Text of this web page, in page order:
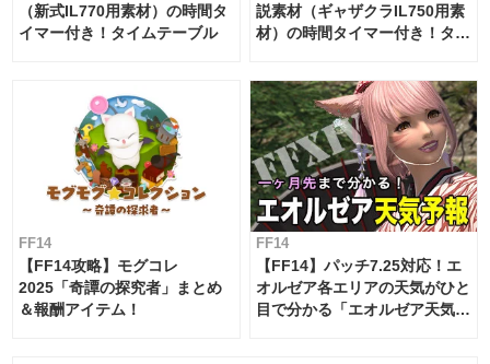
（新式IL770用素材）の時間タ
イマー付き！タイムテーブル
説素材（ギャザクラIL750用素
材）の時間タイマー付き！タイ
FF14
【FF14攻略】モグコレ
2025「奇譚の探究者」まとめ
＆報酬アイテム！
FF14
【FF14】パッチ7.25対応！エ
オルゼア各エリアの天気がひと
目で分かる「エオルゼア天気予